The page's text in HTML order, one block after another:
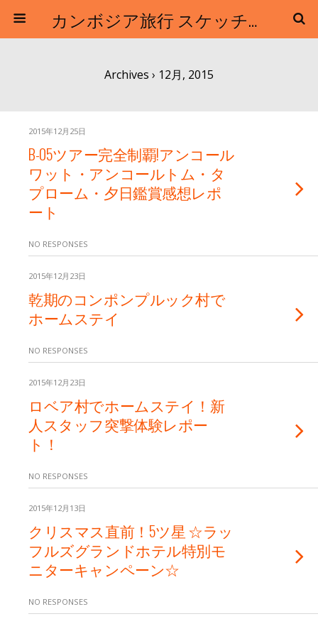
カンボジア旅行 スケッチトラベル / クロマーツアーズ
Archives › 12月, 2015
2015年12月25日
B-05ツアー完全制覇!アンコール
ワット・アンコールトム・タ
プローム・夕日鑑賞感想レポ
ート
NO RESPONSES
2015年12月23日
乾期のコンポンプルック村で
ホームステイ
NO RESPONSES
2015年12月23日
ロベア村でホームステイ！新
人スタッフ突撃体験レポー
ト！
NO RESPONSES
2015年12月13日
クリスマス直前！5ツ星 ☆ラッ
フルズグランドホテル特別モ
ニターキャンペーン☆
NO RESPONSES